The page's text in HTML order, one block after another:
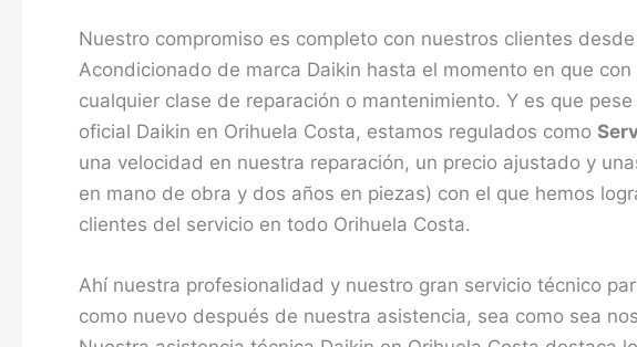
Nuestro compromiso es completo con nuestros clientes
Acondicionado de marca Daikin hasta el momento en que
cualquier clase de reparación o mantenimiento. Y es que
oficial Daikin en Orihuela Costa, estamos regulados como
una velocidad en nuestra reparación, un precio ajustado y
en mano de obra y dos años en piezas) con el que hemos
clientes del servicio en todo Orihuela Costa.
Ahí nuestra profesionalidad y nuestro gran servicio técnico
como nuevo después de nuestra asistencia, sea como sea